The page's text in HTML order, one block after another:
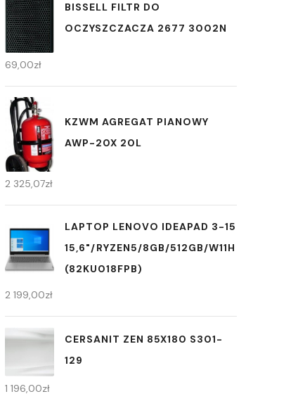
BISSELL FILTR DO
OCZYSZCZACZA 2677 3002N
69,00zł
KZWM AGREGAT PIANOWY
AWP-20X 20L
2 325,07zł
LAPTOP LENOVO IDEAPAD 3-15
15,6"/RYZEN5/8GB/512GB/W11H
(82KU018FPB)
2 199,00zł
CERSANIT ZEN 85X180 S301-
129
1 196,00zł